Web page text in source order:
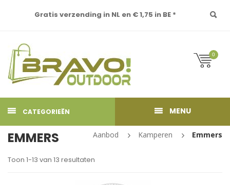
Gratis verzending in NL en € 1,75 in BE *
0
CATEGORIEËN MENU
EMMERS Aanbod Kamperen Emmers
Toon 1-13 van 13 resultaten